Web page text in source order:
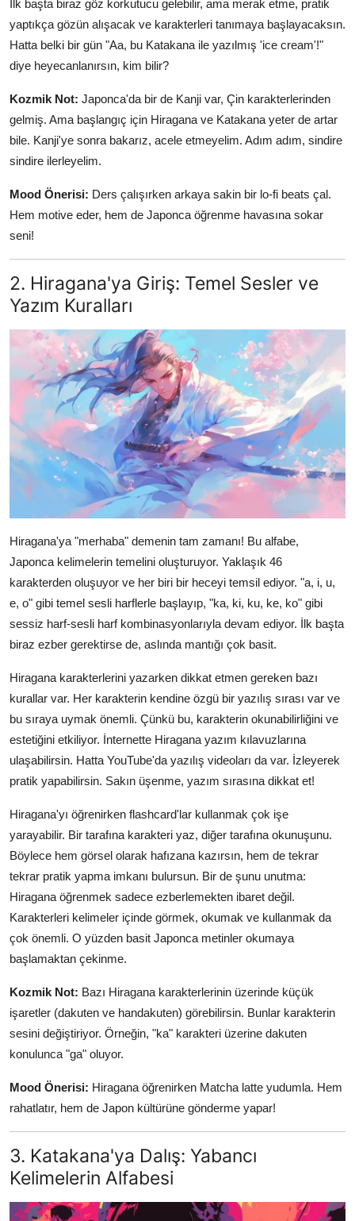
İlk başta biraz göz korkutucu gelebilir, ama merak etme, pratik
yaptıkça gözün alışacak ve karakterleri tanımaya başlayacaksın.
Hatta belki bir gün "Aa, bu Katakana ile yazılmış 'ice cream'!"
diye heyecanlanırsın, kim bilir?
Kozmik Not: Japonca'da bir de Kanji var, Çin karakterlerinden
gelmiş. Ama başlangıç için Hiragana ve Katakana yeter de artar
bile. Kanji'ye sonra bakarız, acele etmeyelim. Adım adım, sindire
sindire ilerleyelim.
Mood Önerisi: Ders çalışırken arkaya sakin bir lo-fi beats çal.
Hem motive eder, hem de Japonca öğrenme havasına sokar
seni!
2. Hiragana'ya Giriş: Temel Sesler ve
Yazım Kuralları
Hiragana'ya "merhaba" demenin tam zamanı! Bu alfabe,
Japonca kelimelerin temelini oluşturuyor. Yaklaşık 46
karakterden oluşuyor ve her biri bir heceyi temsil ediyor. "a, i, u,
e, o" gibi temel sesli harflerle başlayıp, "ka, ki, ku, ke, ko" gibi
sessiz harf-sesli harf kombinasyonlarıyla devam ediyor. İlk başta
biraz ezber gerektirse de, aslında mantığı çok basit.
Hiragana karakterlerini yazarken dikkat etmen gereken bazı
kurallar var. Her karakterin kendine özgü bir yazılış sırası var ve
bu sıraya uymak önemli. Çünkü bu, karakterin okunabilirliğini ve
estetiğini etkiliyor. İnternette Hiragana yazım kılavuzlarına
ulaşabilirsin. Hatta YouTube'da yazılış videoları da var. İzleyerek
pratik yapabilirsin. Sakın üşenme, yazım sırasına dikkat et!
Hiragana'yı öğrenirken flashcard'lar kullanmak çok işe
yarayabilir. Bir tarafına karakteri yaz, diğer tarafına okunuşunu.
Böylece hem görsel olarak hafızana kazırsın, hem de tekrar
tekrar pratik yapma imkanı bulursun. Bir de şunu unutma:
Hiragana öğrenmek sadece ezberlemekten ibaret değil.
Karakterleri kelimeler içinde görmek, okumak ve kullanmak da
çok önemli. O yüzden basit Japonca metinler okumaya
başlamaktan çekinme.
Kozmik Not: Bazı Hiragana karakterlerinin üzerinde küçük
işaretler (dakuten ve handakuten) görebilirsin. Bunlar karakterin
sesini değiştiriyor. Örneğin, "ka" karakteri üzerine dakuten
konulunca "ga" oluyor.
Mood Önerisi: Hiragana öğrenirken Matcha latte yudumla. Hem
rahatlatır, hem de Japon kültürüne gönderme yapar!
3. Katakana'ya Dalış: Yabancı
Kelimelerin Alfabesi